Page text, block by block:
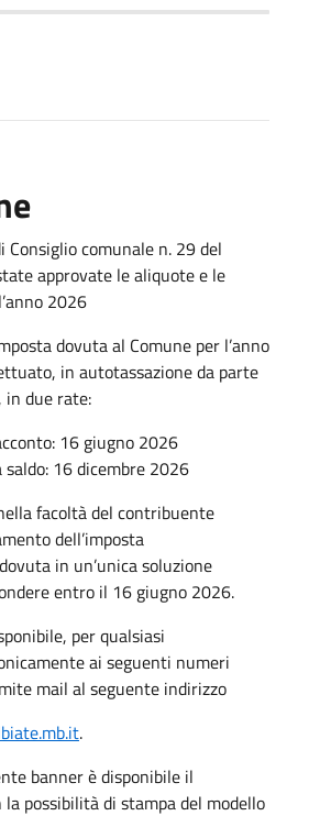
Consiglio comunale n. 29 del
approvate le aliquote e le
2026
dovuta al Comune per l’anno
in autotassazione da parte
in due rate:
16 giugno 2026
saldo: 16 dicembre 2026
facoltà del contribuente
dell’imposta
in un’unica soluzione
entro il 16 giugno 2026.
per qualsiasi
ai seguenti numeri
mail al seguente indirizzo
.
banner è disponibile il
la possibilità di stampa del modello